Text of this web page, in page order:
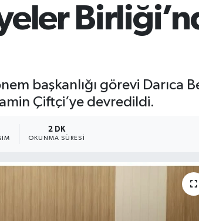
başkanlığı görevi Darıca
Çiftçi’ye devredildi.
2 DK
OKUNMA SÜRESI